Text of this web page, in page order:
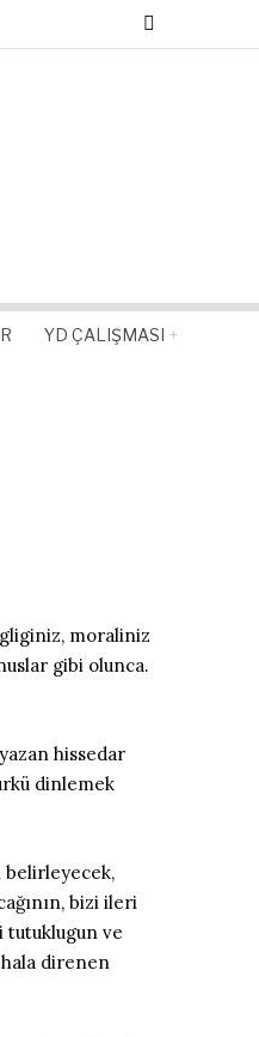
YD ÇALIŞMASI
moraliniz
gibi olunca.
hissedar
dinlemek
belirleyecek,
bizi ileri
tutuklugun ve
direnen